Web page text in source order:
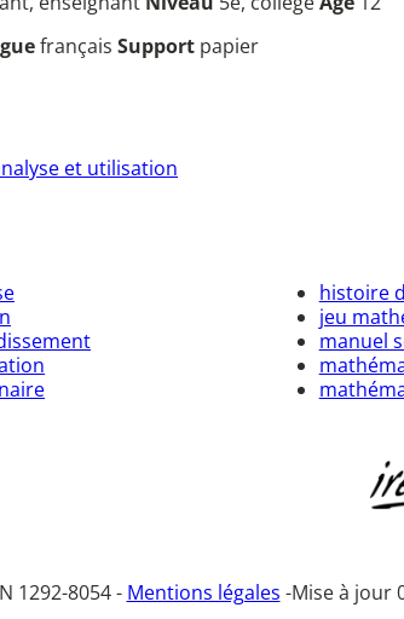
français Support papier
et utilisation
histoire
jeu
manuel
1292-8054 - Mentions légales -Mise à jour